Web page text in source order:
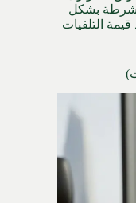
بشكل
التلفيات